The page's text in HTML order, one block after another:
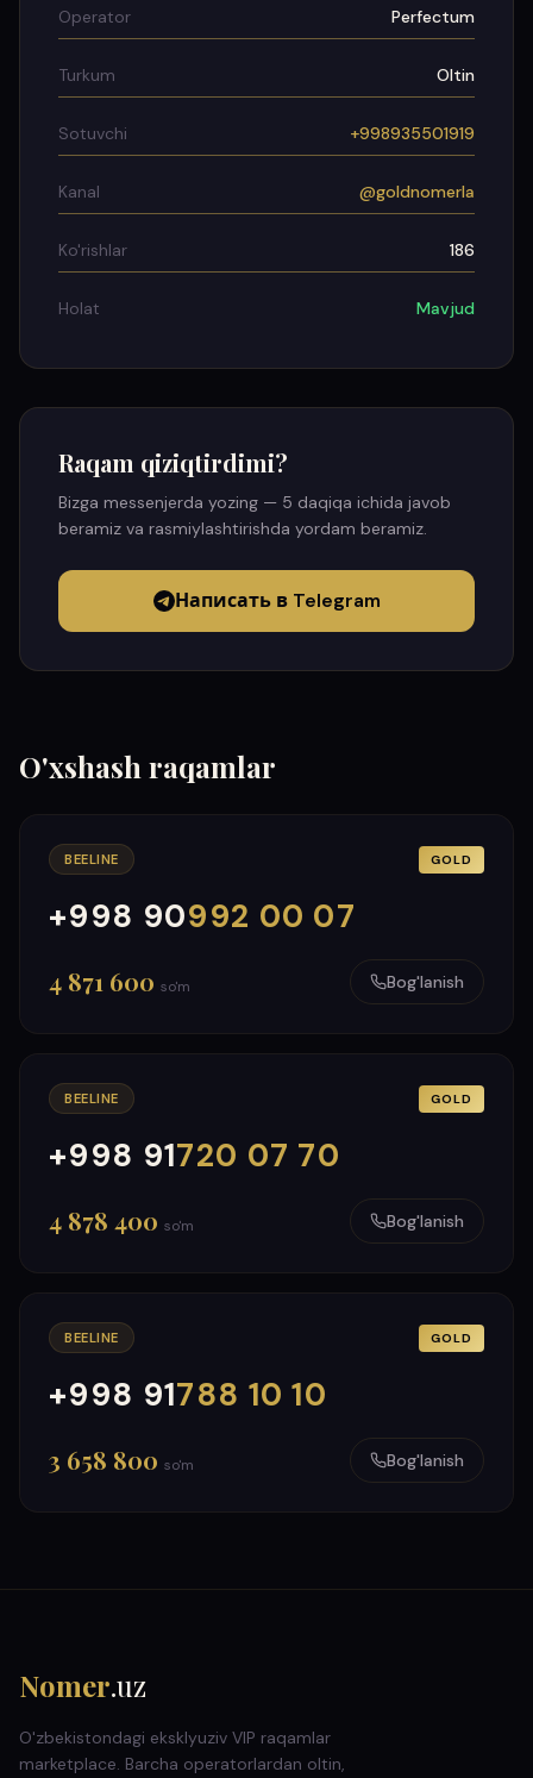
Operator Perfectum
Turkum Oltin
Sotuvchi +998935501919
Kanal @goldnomerla
Ko'rishlar 186
Holat Mavjud
Raqam qiziqtirdimi?
Bizga messenjerda yozing — 5 daqiqa ichida javob
beramiz va rasmiylashtirishda yordam beramiz.
Написать в Telegram
O'xshash raqamlar
BEELINE GOLD
+998 90992 00 07
000
999
4 871 600 so'm Bog'lanish
BEELINE GOLD
+998 91720 07 70
000
999
4 878 400 so'm Bog'lanish
BEELINE GOLD
+998 91788 10 10
000
999
3 658 800 so'm Bog'lanish
Nomer.uz
O'zbekistondagi eksklyuziv VIP raqamlar
marketplace. Barcha operatorlardan oltin,